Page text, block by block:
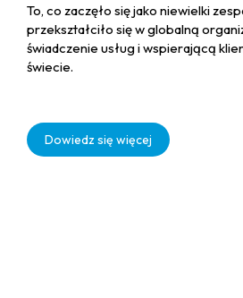
To, co zaczęło się jako niewielki
przekształciło się w globalną
świadczenie usług i wspierającą
świecie.
Dowiedz się więcej